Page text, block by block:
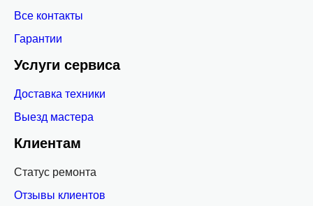
Все контакты
Гарантии
Услуги сервиса
Доставка техники
Выезд мастера
Клиентам
Статус ремонта
Отзывы клиентов